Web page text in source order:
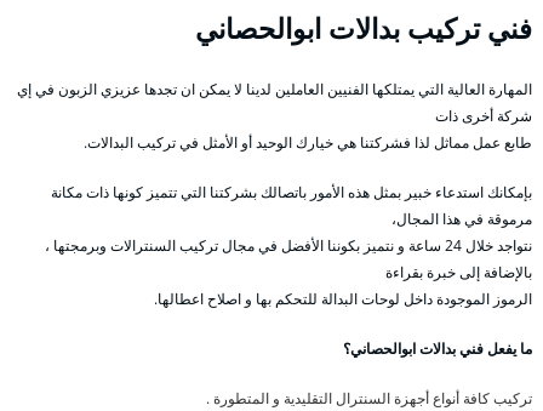
فني تركيب بدالات ابوالحصاني
المهارة العالية التي يمتلكها الفنيين العاملين لدينا لا يمكن ان تجدها عزيزي الزبون في إي
شركة أخرى ذات
طابع عمل مماثل لذا فشركتنا هي خيارك الوحيد أو الأمثل في تركيب البدالات.
بإمكانك استدعاء خبير بمثل هذه الأمور باتصالك بشركتنا التي تتميز كونها ذات مكانة
مرموقة في هذا المجال،
نتواجد خلال 24 ساعة و نتميز بكوننا الأفضل في مجال تركيب السنترالات وبرمجتها ،
بالإضافة إلى خبرة بقراءة
الرموز الموجودة داخل لوحات البدالة للتحكم بها و اصلاح اعطالها.
ما يفعل فني بدالات ابوالحصاني؟
تركيب كافة أنواع أجهزة السنترال التقليدية و المتطورة .